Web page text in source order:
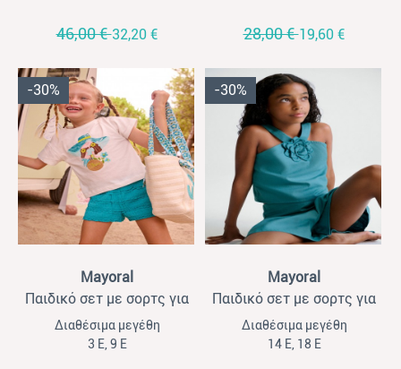
46,00 €32,20 € 28,00 €19,60 €
-30%
Mayoral
Παιδικό σετ με σορτς για
κορίτσια Mayoral λευκό-
γαλάζιο
Διαθέσιμα μεγέθη
3 Ε, 9 Ε
-30%
Mayoral
Παιδικό σετ με σορτς για
κορίτσια Mayoral πετρόλ
Διαθέσιμα μεγέθη
14 Ε, 18 Ε